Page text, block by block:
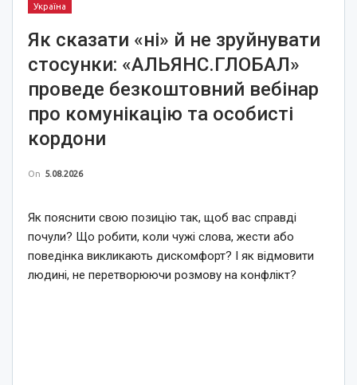
Україна
Як сказати «ні» й не зруйнувати
стосунки: «АЛЬЯНС.ГЛОБАЛ»
проведе безкоштовний вебінар
про комунікацію та особисті
кордони
On 5.08.2026
Як пояснити свою позицію так, щоб вас справді
почули? Що робити, коли чужі слова, жести або
поведінка викликають дискомфорт? І як відмовити
людині, не перетворюючи розмову на конфлікт?